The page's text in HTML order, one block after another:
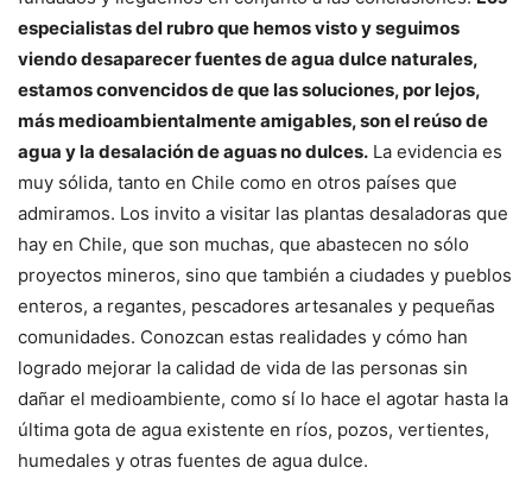
especialistas del rubro que hemos visto y seguimos
viendo desaparecer fuentes de agua dulce naturales,
estamos convencidos de que las soluciones, por lejos,
más medioambientalmente amigables, son el reúso de
agua y la desalación de aguas no dulces. La evidencia es
muy sólida, tanto en Chile como en otros países que
admiramos. Los invito a visitar las plantas desaladoras que
hay en Chile, que son muchas, que abastecen no sólo
proyectos mineros, sino que también a ciudades y pueblos
enteros, a regantes, pescadores artesanales y pequeñas
comunidades. Conozcan estas realidades y cómo han
logrado mejorar la calidad de vida de las personas sin
dañar el medioambiente, como sí lo hace el agotar hasta la
última gota de agua existente en ríos, pozos, vertientes,
humedales y otras fuentes de agua dulce.